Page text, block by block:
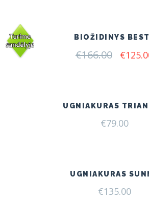
BIOŽIDINYS
€166.00 €
UGNIAKURAS
€79.00
UGNIAKURAS
€135.00